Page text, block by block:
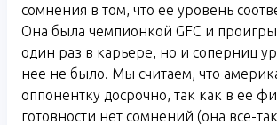
сомнения в том, что ее уровень
Она была чемпионкой GFC и
один раз в карьере, но и соперниц
нее не было. Мы считаем, что
оппонентку досрочно, так как в ее
готовности нет сомнений (она все-